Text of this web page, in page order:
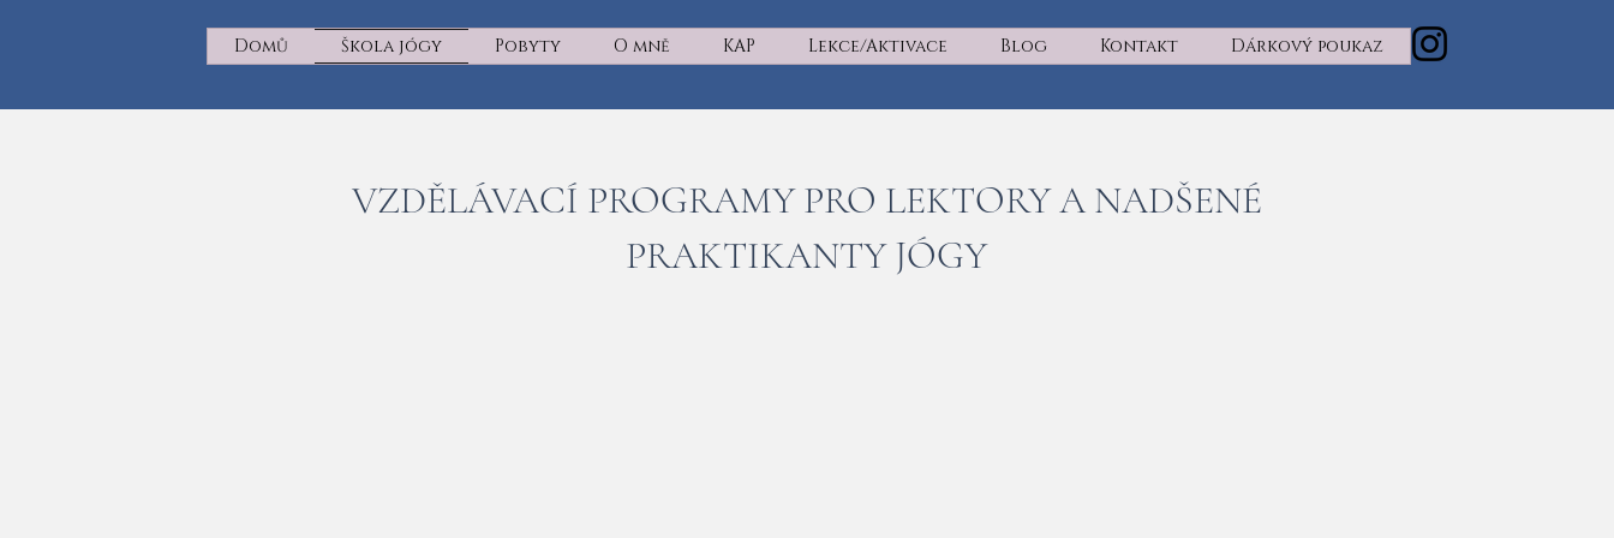
Domů Škola jógy Pobyty O mně KAP Lekce/Aktivace Blog Kontakt Dárkový poukaz
VZDĚLÁVACÍ PROGRAMY PRO LEKTORY A NADŠENÉ
PRAKTIKANTY JÓGY